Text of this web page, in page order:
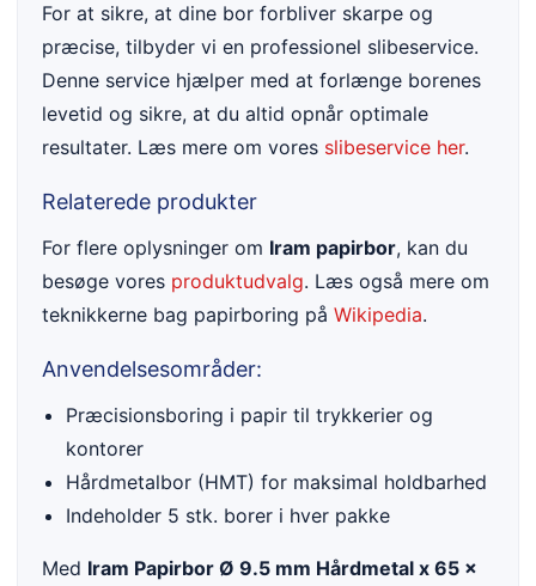
For at sikre, at dine bor forbliver skarpe og
præcise, tilbyder vi en professionel slibeservice.
Denne service hjælper med at forlænge borenes
levetid og sikre, at du altid opnår optimale
resultater. Læs mere om vores slibeservice her.
Relaterede produkter
For flere oplysninger om Iram papirbor, kan du
besøge vores produktudvalg. Læs også mere om
teknikkerne bag papirboring på Wikipedia.
Anvendelsesområder:
Præcisionsboring i papir til trykkerier og
kontorer
Hårdmetalbor (HMT) for maksimal holdbarhed
Indeholder 5 stk. borer i hver pakke
Med Iram Papirbor Ø 9.5 mm Hårdmetal x 65 x